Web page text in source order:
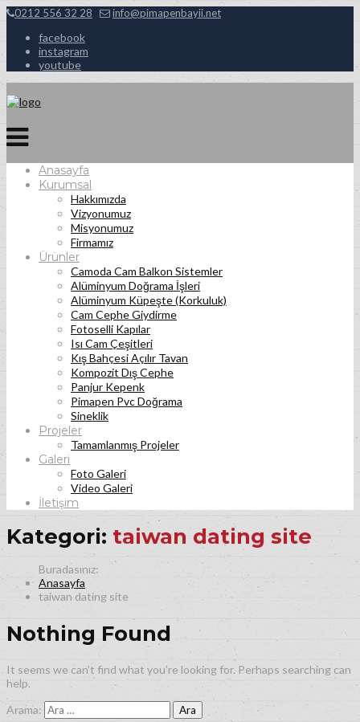
0212 556 32 28 info@pimapenbayii.net
facebook
instagram
youtube
Anasayfa
Kurumsal
Hakkımızda
Vizyonumuz
Misyonumuz
Firmamız
Ürünler
Camoda Cam Balkon Sistemler
Alüminyum Doğrama İşleri
Alüminyum Küpeşte (Korkuluk)
Cam Cephe Giydirme
Fotoselli Kapılar
Isı Cam Çeşitleri
Kış Bahçesi Açılır Tavan
Kompozit Dış Cephe
Panjur Kepenk
Pimapen Pvc Doğrama
Sineklik
Projeler
Tamamlanmış Projeler
Galeri
Foto Galeri
Video Galeri
İletişim
Kategori: taiwan dating site
Anasayfa
taiwan dating site
Nothing Found
It seems we can’t find what you’re looking for. Perhaps searching can
help.
Arama: